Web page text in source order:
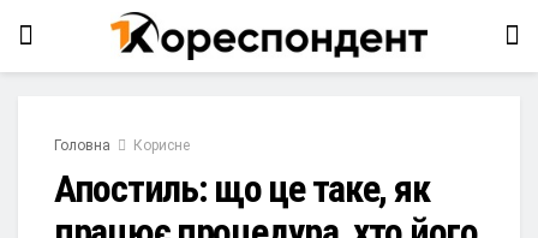
Головна Корисне
Апостиль: що це таке, як